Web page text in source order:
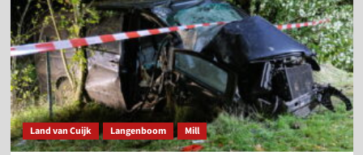
Land van Cuijk Langenboom Mill